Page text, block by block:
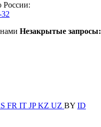
России:
Незакрытые запросы:
FR IT JPKZ UZ BY ID